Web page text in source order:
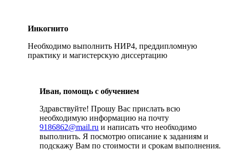
Инкогнито
Необходимо выполнить НИР4, преддипломную
практику и магистерскую диссертацию
Иван, помощь с обучением
Здравствуйте! Прошу Вас прислать всю
необходимую информацию на почту
9186862@mail.ru и написать что необходимо
выполнить. Я посмотрю описание к заданиям и
подскажу Вам по стоимости и срокам выполнения.